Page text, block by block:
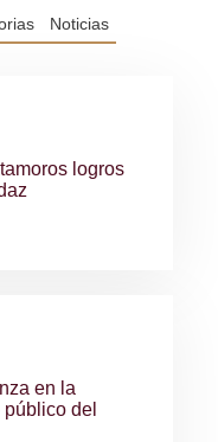
Noticias
logros
en la
del